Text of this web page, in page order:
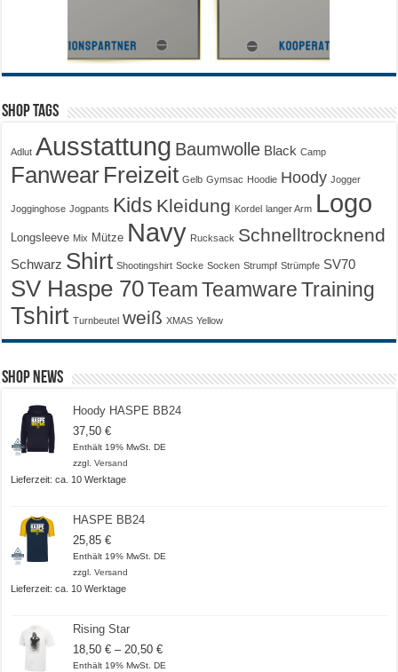
Shop Tags
Adlut Ausstattung Baumwolle Black Camp
Fanwear Freizeit Gelb Gymsac Hoodie Hoody Jogger
Jogginghose Jogpants Kids Kleidung Kordel langer Arm Logo
Longsleeve Mix Mütze Navy Rucksack Schnelltrocknend
Schwarz Shirt Shootingshirt Socke Socken Strumpf Strümpfe SV70
SV Haspe 70Team Teamware Training
Tshirt Turnbeutel weiß XMAS Yellow
Shop News
Hoody HASPE BB24
37,50€
Enthält 19% MwSt. DE
zzgl.Versand
Lieferzeit: ca. 10 Werktage
HASPE BB24
25,85€
Enthält 19% MwSt. DE
zzgl.Versand
Lieferzeit: ca. 10 Werktage
Rising Star
18,50€ – 20,50€Preisspanne:
18,50 €
Enthält 19% MwSt. DE